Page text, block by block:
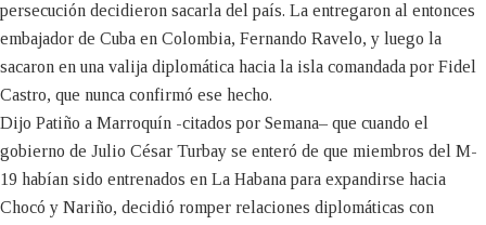
persecución decidieron sacarla del país. La entregaron al entonces
embajador de Cuba en Colombia, Fernando Ravelo, y luego la
sacaron en una valija diplomática hacia la isla comandada por Fidel
Castro, que nunca confirmó ese hecho.
Dijo Patiño a Marroquín -citados por Semana– que cuando el
gobierno de Julio César Turbay se enteró de que miembros del M-
19 habían sido entrenados en La Habana para expandirse hacia
Chocó y Nariño, decidió romper relaciones diplomáticas con